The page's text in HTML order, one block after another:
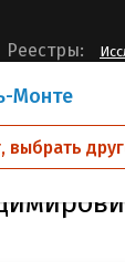
Монте
выбрать
Реестры:
Юрий